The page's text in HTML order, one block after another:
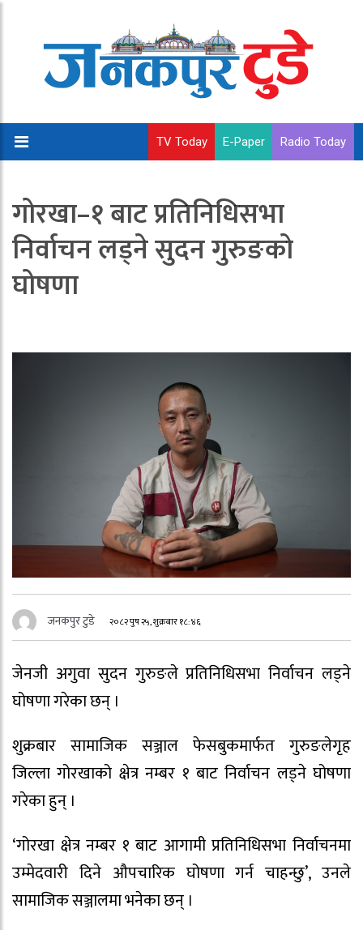
TV Today E-Paper Radio Today
गोरखा–१ बाट प्रतिनिधिसभा
निर्वाचन लड्ने सुदन गुरुङको
घोषणा
जनकपुर टुडे २०८२ पुष २५, शुक्रबार १८:४६
जेनजी अगुवा सुदन गुरुङले प्रतिनिधिसभा निर्वाचन लड्ने
घोषणा गरेका छन् ।
शुक्रबार सामाजिक सञ्जाल फेसबुकमार्फत गुरुङलेगृह
जिल्ला गोरखाको क्षेत्र नम्बर १ बाट निर्वाचन लड्ने घोषणा
गरेका हुन् ।
‘गोरखा क्षेत्र नम्बर १ बाट आगामी प्रतिनिधिसभा निर्वाचनमा
उम्मेदवारी दिने औपचारिक घोषणा गर्न चाहन्छु’, उनले
सामाजिक सञ्जालमा भनेका छन् ।